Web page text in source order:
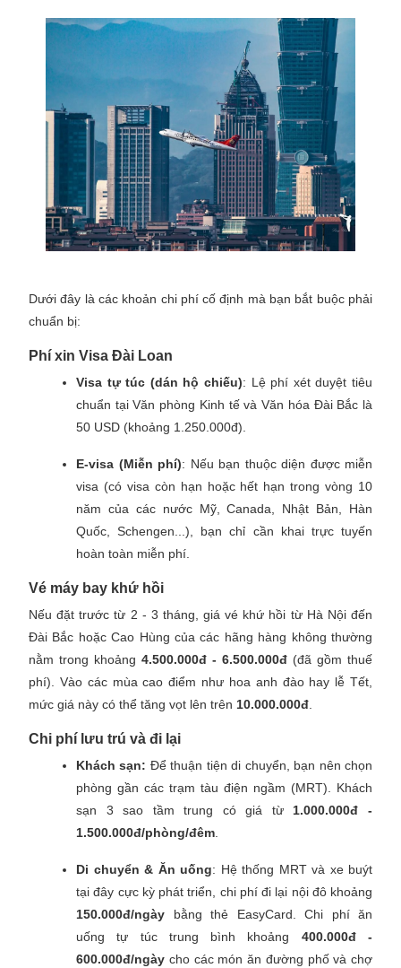
Dưới đây là các khoản chi phí cố định mà bạn bắt buộc phải
chuẩn bị:
Phí xin Visa Đài Loan
Visa tự túc (dán hộ chiếu): Lệ phí xét duyệt tiêu
chuẩn tại Văn phòng Kinh tế và Văn hóa Đài Bắc là
50 USD (khoảng 1.250.000đ).
E-visa (Miễn phí): Nếu bạn thuộc diện được miễn
visa (có visa còn hạn hoặc hết hạn trong vòng 10
năm của các nước Mỹ, Canada, Nhật Bản, Hàn
Quốc, Schengen...), bạn chỉ cần khai trực tuyến
hoàn toàn miễn phí.
Vé máy bay khứ hồi
Nếu đặt trước từ 2 - 3 tháng, giá vé khứ hồi từ Hà Nội đến
Đài Bắc hoặc Cao Hùng của các hãng hàng không thường
nằm trong khoảng 4.500.000đ - 6.500.000đ (đã gồm thuế
phí). Vào các mùa cao điểm như hoa anh đào hay lễ Tết,
mức giá này có thể tăng vọt lên trên 10.000.000đ
Chi phí lưu trú và đi lại
Khách sạn: Để thuận tiện di chuyển, bạn nên chọn
phòng gần các trạm tàu điện ngầm (MRT). Khách
sạn 3 sao tầm trung có giá từ 1.000.000đ -
1.500.000đ/phòng/đêm
Di chuyển & Ăn uống: Hệ thống MRT và xe buýt
tại đây cực kỳ phát triển, chi phí đi lại nội đô khoảng
150.000đ/ngày bằng thẻ EasyCard. Chi phí ăn
uống tự túc trung bình khoảng 400.000đ -
600.000đ/ngày cho các món ăn đường phố và chợ